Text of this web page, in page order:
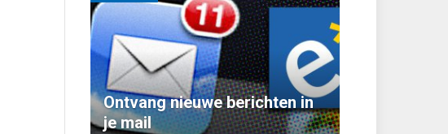
Ontvang nieuwe berichten in
je mail